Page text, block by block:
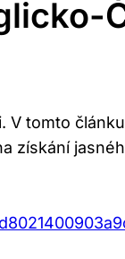
tomto
získání